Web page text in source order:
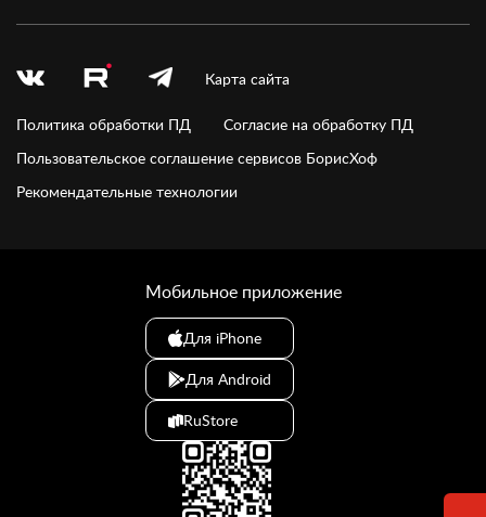
Карта сайта
Политика обработки ПД
Согласие на обработку ПД
Пользовательское соглашение сервисов БорисХоф
Рекомендательные технологии
Мобильное приложение
Для iPhone
Для Android
RuStore